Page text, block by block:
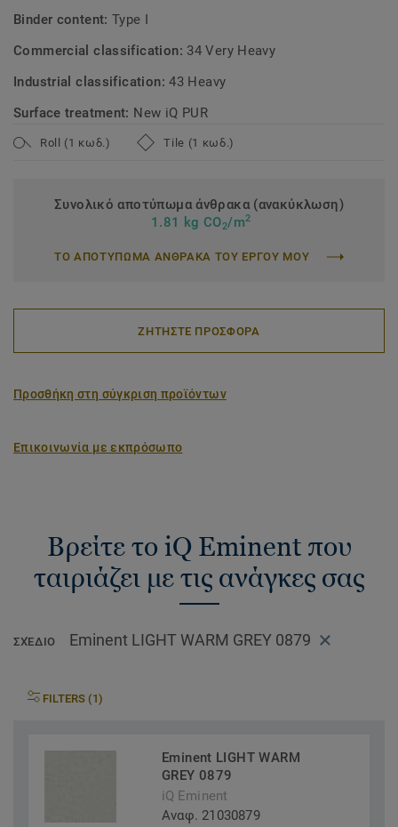
Binder content:Type I
Commercial classification: 34 Very Heavy
Industrial classification:43 Heavy
Surface treatment: New iQ PUR
Roll (1 κωδ.) Tile (1 κωδ.)
Συνολικό αποτύπωμα άνθρακα (ανακύκλωση)
1.81 kg CO2/m2
ΤΟ ΑΠΟΤΥΠΩΜΑ ΑΝΘΡΑΚΑ ΤΟΥ ΕΡΓΟΥ ΜΟΥ
ΖΗΤΗΣΤΕ ΠΡΟΣΦΟΡΑ
Προσθήκη στη σύγκριση προϊόντων
Επικοινωνία με εκπρόσωπο
Βρείτε το iQ Eminent που
ταιριάζει με τις ανάγκες σας
ΣΧΈΔΙΟ Eminent LIGHT WARM GREY 0879
FILTERS (1)
Eminent LIGHT WARM
GREY 0879
iQ Eminent
Αναφ. 21030879